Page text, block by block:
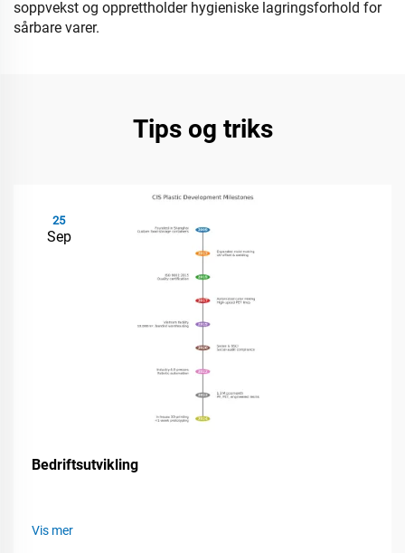
soppvekst og opprettholder hygieniske lagringsforhold for
sårbare varer.
Tips og triks
25
Sep
Bedriftsutvikling
Vis mer